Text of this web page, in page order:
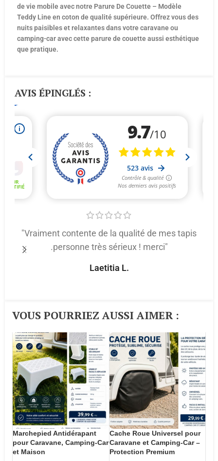
de vie mobile avec notre Parure De Couette – Modèle
Teddy Line en coton de qualité supérieure. Offrez vous des
nuits paisibles et relaxantes dans votre caravane ou
camping-car avec cette parure de couette aussi esthétique
que pratique.
AVIS ÉPINGLÉS :
"Vraiment contente de la qualité de mes tapis
.personne très sérieux ! merci"
Laetitia L.
VOUS POURRIEZ AUSSI AIMER :​
Marchepied Antidérapant
pour Caravane, Camping-Car
et Maison
Cache Roue Universel pour
Caravane et Camping-Car –
Protection Premium